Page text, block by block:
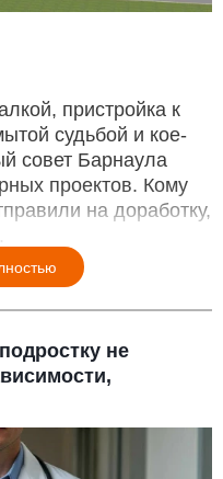
пристройка к
судьбой и кое-
совет Барнаула
проектов. Кому
на доработку,
не